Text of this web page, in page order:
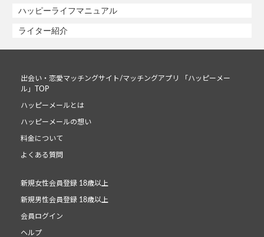
ハッピーライフマニュアル
ライター紹介
出会い・恋愛マッチングサイト/マッチングアプリ 「ハッピーメー
ル」TOP
ハッピーメールとは
ハッピーメールの想い
料金について
よくある質問
新規女性会員登録 18歳以上
新規男性会員登録 18歳以上
会員ログイン
ヘルプ